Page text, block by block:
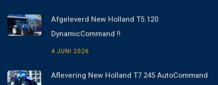
Afgeleverd New Holland T5.120
DynamicCommand !!
4 JUNI 2026
Aflevering New Holland T7.245 AutoCommand